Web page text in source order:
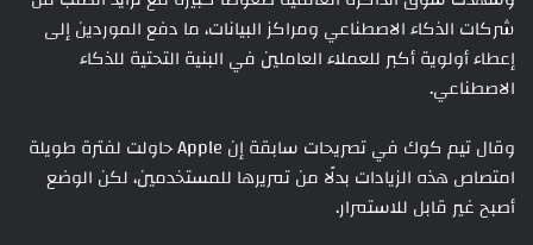
شركات الذكاء الاصطناعي ومراكز البيانات، ما دفع الموردين إلى
إعطاء أولوية أكبر للعملاء العاملين في البنية التحتية للذكاء
الاصطناعي.
وقال تيم كوك في تصريحات سابقة إن Apple حاولت لفترة طويلة
امتصاص هذه الزيادات بدلًا من تمريرها للمستخدمين، لكن الوضع
أصبح غير قابل للاستمرار.